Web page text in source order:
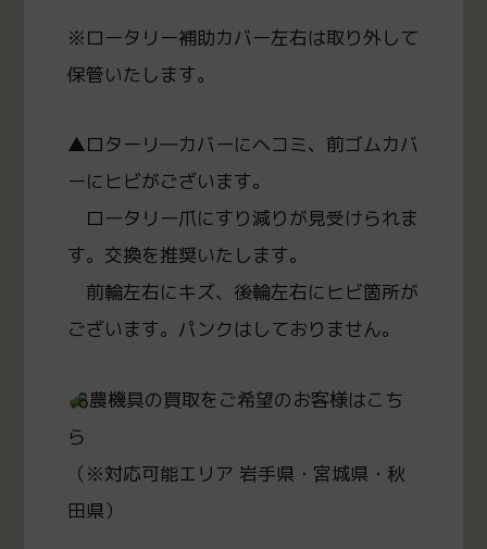
※ロータリー補助カバー左右は取り外して
保管いたします。
▲ロターリ―カバーにヘコミ、前ゴムカバ
ーにヒビがございます。
ロータリー爪にすり減りが見受けられま
す。交換を推奨いたします。
前輪左右にキズ、後輪左右にヒビ箇所が
ございます。パンクはしておりません。
農機具の買取をご希望のお客様はこち
ら
（※対応可能エリア 岩手県・宮城県・秋
田県）